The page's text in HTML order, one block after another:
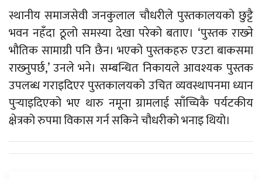
स्थानीय समाजसेवी जनकुलाल चौधरीले पुस्तकालयको छुट्टै
भवन नहँदा ठूलो समस्या देखा परेको बताए। ‘पुस्तक राख्‍ने
भौतिक सामाग्री पनि छैन। भएको पुस्तकहरु एउटा बाकसमा
राख्‍नुपर्छ,’ उनले भने। सम्बन्धित निकायले आवश्यक पुस्तक
उपलब्ध गराइदिएर पुस्तकालयको उचित व्यवस्थापनमा ध्यान
पुर्‍याइदिएको भए थारु नमूना ग्रामलाई साँच्चिकै पर्यटकीय
क्षेत्रको रुपमा विकास गर्न सकिने चौधरीको भनाइ थियो।